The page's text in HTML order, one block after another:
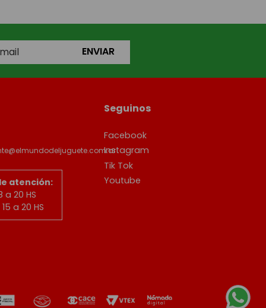
ENVIAR
atención:
a 20 HS
a 20 HS
Seguinos
Facebook
Instagram
Tik Tok
Youtube